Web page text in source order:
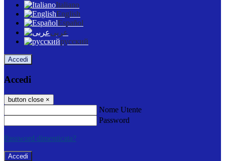
Italiano
English
Español
عربى
русский
Accedi
Accedi
button close ×
Nome Utente
Password
Password dimenticata?